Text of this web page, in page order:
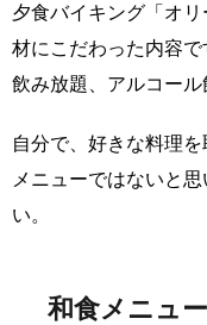
夕食バイキング「オ
材にこだわった内容
飲み放題、アルコール
自分で、好きな料理
メニューではないと
い。
和食メニュー